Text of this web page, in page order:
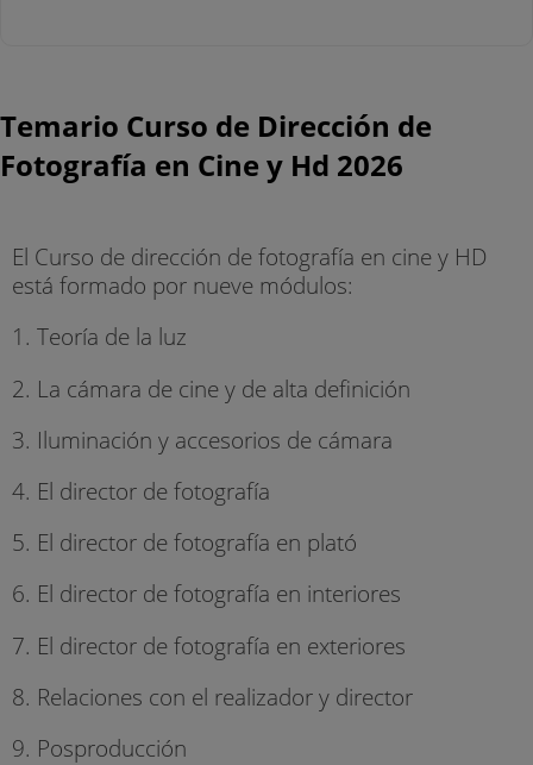
Temario Curso de Dirección de
Fotografía en Cine y Hd 2026
El Curso de dirección de fotografía en cine y HD
está formado por nueve módulos:
1. Teoría de la luz
2. La cámara de cine y de alta definición
3. Iluminación y accesorios de cámara
4. El director de fotografía
5. El director de fotografía en plató
6. El director de fotografía en interiores
7. El director de fotografía en exteriores
8. Relaciones con el realizador y director
9. Posproducción